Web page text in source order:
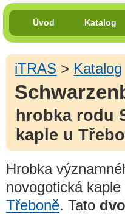
Úvod Katalog
iTRAS > Katalog
hrobka rodu
kaple u
Hrobka
novogotická
Třeboně. Tato